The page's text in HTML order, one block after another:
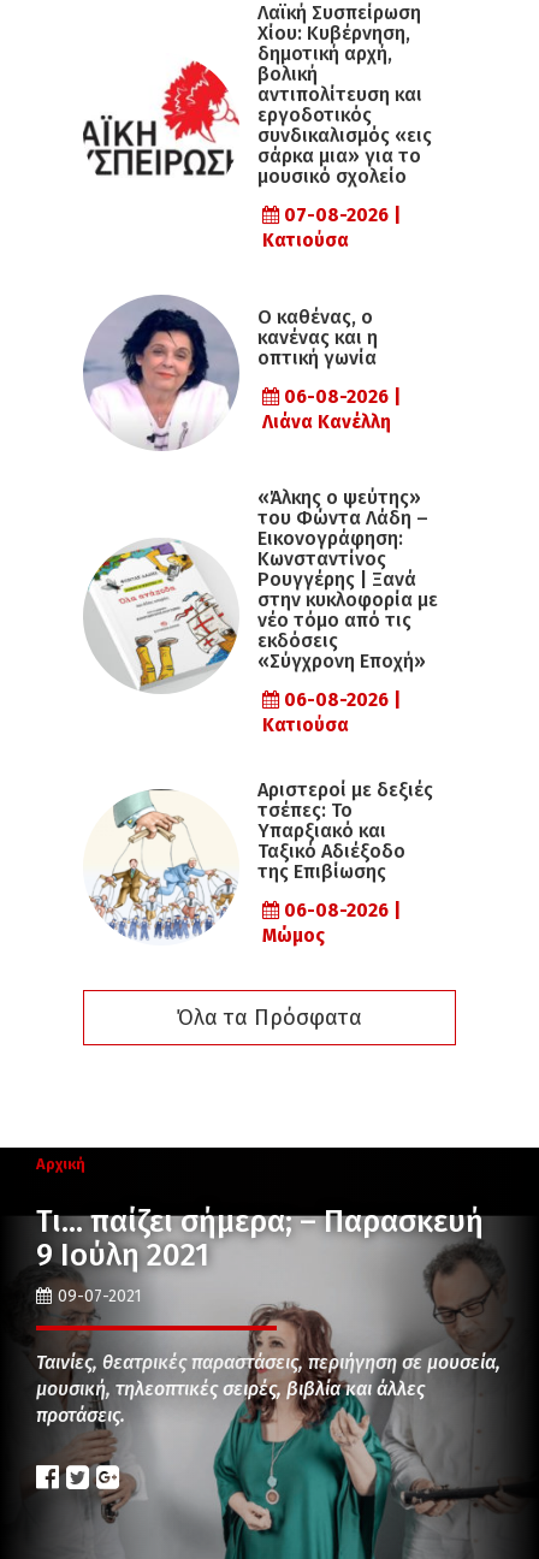
Λαϊκή Συσπείρωση
Χίου: Κυβέρνηση,
δημοτική αρχή,
βολική
αντιπολίτευση και
εργοδοτικός
συνδικαλισμός «εις
σάρκα μια» για το
μουσικό σχολείο
07-08-2026 |
Κατιούσα
Ο καθένας, ο
κανένας και η
οπτική γωνία
06-08-2026 |
Λιάνα Κανέλλη
«Άλκης ο ψεύτης»
του Φώντα Λάδη –
Εικονογράφηση:
Κωνσταντίνος
Ρουγγέρης | Ξανά
στην κυκλοφορία με
νέο τόμο από τις
εκδόσεις
«Σύγχρονη Εποχή»
06-08-2026 |
Κατιούσα
Αριστεροί με δεξιές
τσέπες: Το
Υπαρξιακό και
Ταξικό Αδιέξοδο
της Επιβίωσης
06-08-2026 |
Μώμος
Όλα τα Πρόσφατα
Αρχική
Τι… παίζει σήμερα; – Παρασκευή
9 Ιούλη 2021
09-07-2021
Ταινίες, θεατρικές παραστάσεις, περιήγηση σε μουσεία,
μουσική, τηλεοπτικές σειρές, βιβλία και άλλες
προτάσεις.